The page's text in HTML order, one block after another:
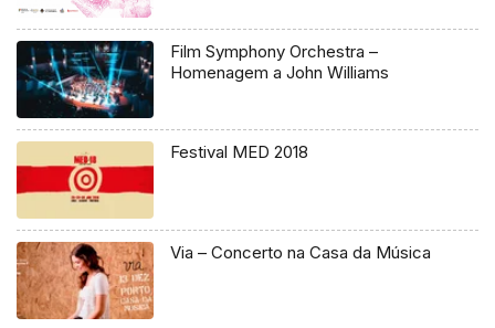
Film Symphony Orchestra –
Homenagem a John Williams
Festival MED 2018
Via – Concerto na Casa da Música